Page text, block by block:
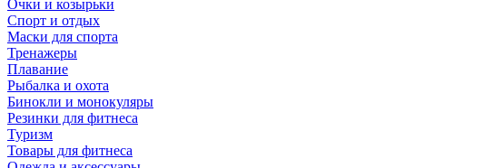
Очки и козырьки
Спорт и отдых
Маски для спорта
Тренажеры
Плавание
Рыбалка и охота
Бинокли и монокуляры
Резинки для фитнеса
Туризм
Товары для фитнеса